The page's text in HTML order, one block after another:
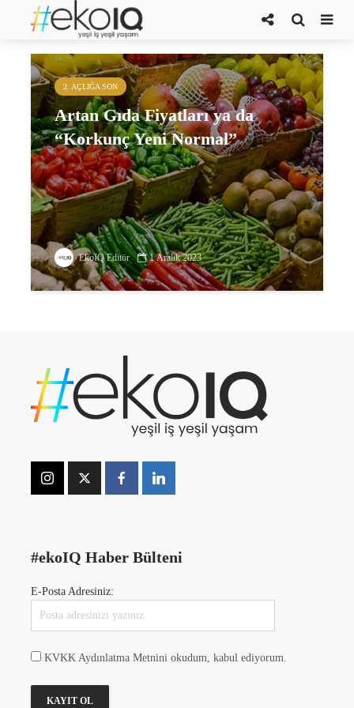
bütçe
2. AÇLIĞA SON
Artan Gıda Fiyatları ya da
“Korkunç Yeni Normal”
EkoIQ Editör 1 Aralık 2023
#ekoIQ Haber Bülteni
E-Posta Adresiniz:
KVKK Aydınlatma Metnini okudum, kabul ediyorum.